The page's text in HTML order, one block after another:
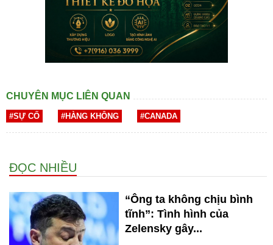
CHUYÊN MỤC LIÊN QUAN
#SỰ CỐ #HÀNG KHÔNG #CANADA
ĐỌC NHIỀU
“Ông ta không chịu bình
tĩnh”: Tình hình của
Zelensky gây...